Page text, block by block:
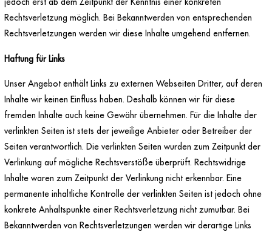
Rechtsverletzung möglich. Bei Bekanntwerden von entsprechenden
Rechtsverletzungen werden wir diese Inhalte umgehend entfernen.
Haftung für Links
Unser Angebot enthält Links zu externen Webseiten Dritter, auf deren
Inhalte wir keinen Einfluss haben. Deshalb können wir für diese
fremden Inhalte auch keine Gewähr übernehmen. Für die Inhalte der
verlinkten Seiten ist stets der jeweilige Anbieter oder Betreiber der
Seiten verantwortlich. Die verlinkten Seiten wurden zum Zeitpunkt der
Verlinkung auf mögliche Rechtsverstöße überprüft. Rechtswidrige
Inhalte waren zum Zeitpunkt der Verlinkung nicht erkennbar. Eine
permanente inhaltliche Kontrolle der verlinkten Seiten ist jedoch ohne
konkrete Anhaltspunkte einer Rechtsverletzung nicht zumutbar. Bei
Bekanntwerden von Rechtsverletzungen werden wir derartige Links